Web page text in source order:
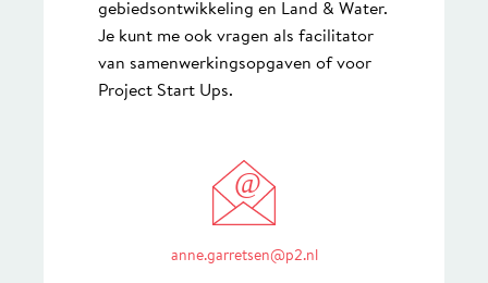
gebiedsontwikkeling en Land & Water.
Je kunt me ook vragen als facilitator
van samenwerkingsopgaven of voor
Project Start Ups.
@
anne.garretsen@p2.nl